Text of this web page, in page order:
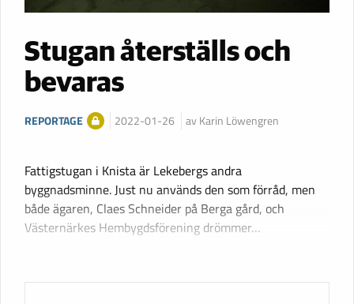
Stugan återställs och
bevaras
REPORTAGE 2022-01-26 av Karin Löwengren
Fattigstugan i Knista är Lekebergs andra
byggnadsminne. Just nu används den som förråd, men
både ägaren, Claes Schneider på Berga gård, och
Västernärkes Hembygdsförening drömmer…